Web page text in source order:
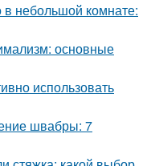
в небольшой комнате:
основные
использовать
швабры: 7